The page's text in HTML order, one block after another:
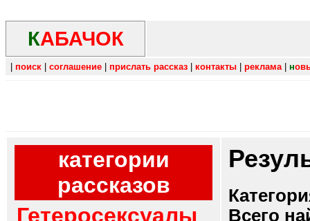
КАБАЧОК
поиск соглашение прислать рассказ контакты реклама| н
категории
рассказов
Гетеросексуалы
Всего